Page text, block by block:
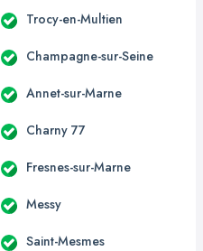
Trocy-en-Multien
Champagne-sur-Seine
Annet-sur-Marne
Charny 77
Fresnes-sur-Marne
Messy
Saint-Mesmes